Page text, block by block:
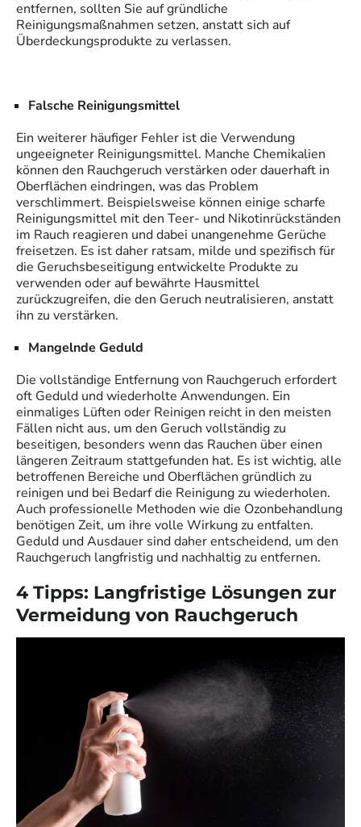
entfernen, sollten Sie auf gründliche
Reinigungsmaßnahmen setzen, anstatt sich auf
Überdeckungsprodukte zu verlassen.
Falsche Reinigungsmittel
Ein weiterer häufiger Fehler ist die Verwendung
ungeeigneter Reinigungsmittel. Manche Chemikalien
können den Rauchgeruch verstärken oder dauerhaft in
Oberflächen eindringen, was das Problem
verschlimmert. Beispielsweise können einige scharfe
Reinigungsmittel mit den Teer- und Nikotinrückständen
im Rauch reagieren und dabei unangenehme Gerüche
freisetzen. Es ist daher ratsam, milde und spezifisch für
die Geruchsbeseitigung entwickelte Produkte zu
verwenden oder auf bewährte Hausmittel
zurückzugreifen, die den Geruch neutralisieren, anstatt
ihn zu verstärken.
Mangelnde Geduld
Die vollständige Entfernung von Rauchgeruch erfordert
oft Geduld und wiederholte Anwendungen. Ein
einmaliges Lüften oder Reinigen reicht in den meisten
Fällen nicht aus, um den Geruch vollständig zu
beseitigen, besonders wenn das Rauchen über einen
längeren Zeitraum stattgefunden hat. Es ist wichtig, alle
betroffenen Bereiche und Oberflächen gründlich zu
reinigen und bei Bedarf die Reinigung zu wiederholen.
Auch professionelle Methoden wie die Ozonbehandlung
benötigen Zeit, um ihre volle Wirkung zu entfalten.
Geduld und Ausdauer sind daher entscheidend, um den
Rauchgeruch langfristig und nachhaltig zu entfernen.
4 Tipps: Langfristige Lösungen zur
Vermeidung von Rauchgeruch